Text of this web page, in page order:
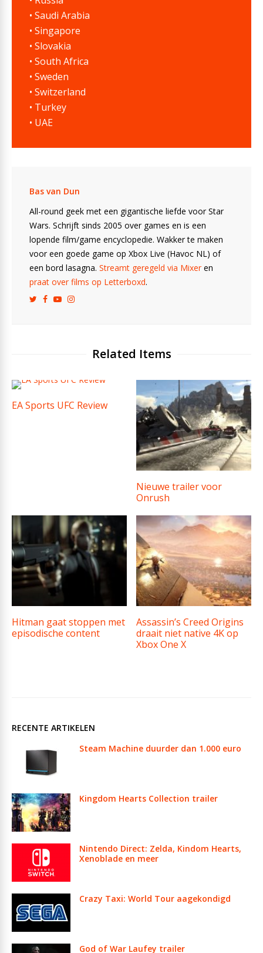
• Saudi Arabia
• Singapore
• Slovakia
• South Africa
• Sweden
• Switzerland
• Turkey
• UAE
Bas van Dun
All-round geek met een gigantische liefde voor Star
Wars. Schrijft sinds 2005 over games en is een
lopende film/game encyclopedie. Wakker te maken
voor een goede game op Xbox Live (Havoc NL) of
een bord lasagna. Streamt geregeld via Mixeren
praat over films op Letterboxd.
Related Items
EA Sports UFC Review
Nieuwe trailer voor
Onrush
Hitman gaat stoppen met
episodische content
Assassin’s Creed Origins
draait niet native 4K op
Xbox One X
RECENTE ARTIKELEN
Steam Machine duurder dan 1.000 euro
Kingdom Hearts Collection trailer
Nintendo Direct: Zelda, Kindom Hearts,
Xenoblade en meer
Crazy Taxi: World Tour aagekondigd
God of War Laufey trailer